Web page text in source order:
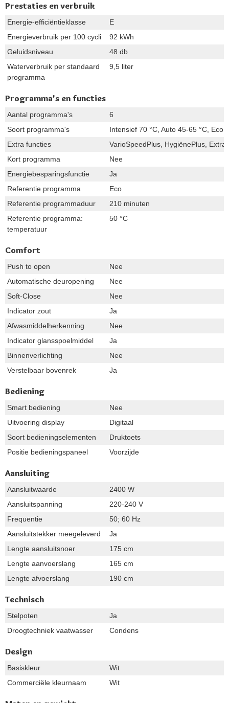
Prestaties en verbruik
Energie-efficiëntieklasse
E
Energieverbruik per 100 cycli
92 kWh
Geluidsniveau
48 db
Waterverbruik per standaard
programma
9,5 liter
Programma's en functies
Aantal programma's
6
Soort programma's
Intensief 70 °C, Auto 45-65 °C, Eco
Extra functies
VarioSpeedPlus, HygiënePlus, Extra
Kort programma
Nee
Energiebesparingsfunctie
Ja
Referentie programma
Eco
Referentie programmaduur
210 minuten
Referentie programma:
temperatuur
50 °C
Comfort
Push to open
Nee
Automatische deuropening
Nee
Soft-Close
Nee
Indicator zout
Ja
Afwasmiddelherkenning
Nee
Indicator glansspoelmiddel
Ja
Binnenverlichting
Nee
Verstelbaar bovenrek
Ja
Bediening
Smart bediening
Nee
Uitvoering display
Digitaal
Soort bedieningselementen
Druktoets
Positie bedieningspaneel
Voorzijde
Aansluiting
Aansluitwaarde
2400 W
Aansluitspanning
220-240 V
Frequentie
50; 60 Hz
Aansluitstekker meegeleverd
Ja
Lengte aansluitsnoer
175 cm
Lengte aanvoerslang
165 cm
Lengte afvoerslang
190 cm
Technisch
Stelpoten
Ja
Droogtechniek vaatwasser
Condens
Design
Basiskleur
Wit
Commerciële kleurnaam
Wit